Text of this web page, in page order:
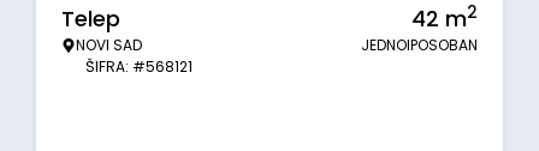
Telep
NOVI SAD
ŠIFRA: #568121
42 m2
JEDNOIPOSOBAN